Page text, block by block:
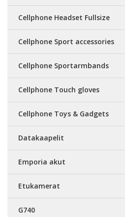
Cellphone Headset Fullsize
Cellphone Sport accessories
Cellphone Sportarmbands
Cellphone Touch gloves
Cellphone Toys & Gadgets
Datakaapelit
Emporia akut
Etukamerat
G740